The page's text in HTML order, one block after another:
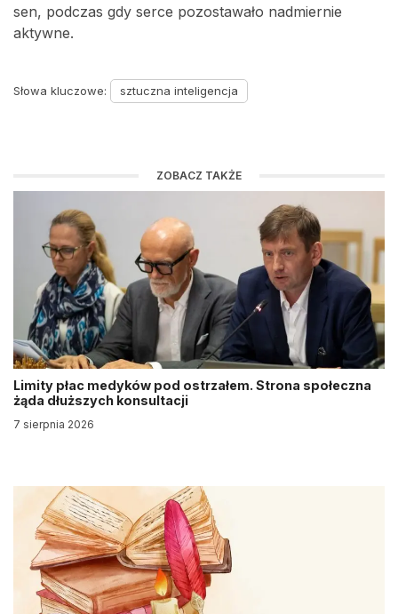
sen, podczas gdy serce pozostawało nadmiernie
aktywne.
Słowa kluczowe: sztuczna inteligencja
ZOBACZ TAKŻE
Limity płac medyków pod ostrzałem. Strona społeczna
żąda dłuższych konsultacji
7 sierpnia 2026